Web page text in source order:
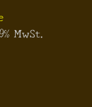
MwSt.